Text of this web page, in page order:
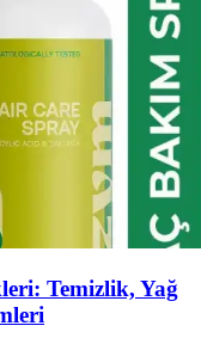
Temizlik, Yağ